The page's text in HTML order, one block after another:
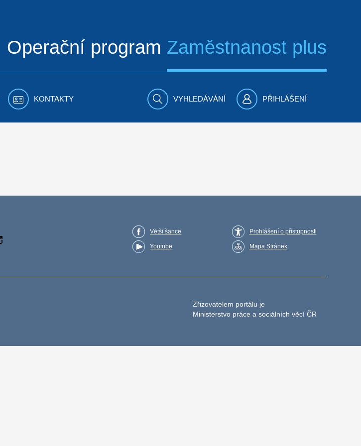
Operační program Zaměstnanost plus
KONTAKTY VYHLEDÁVÁNÍ PŘIHLÁŠENÍ
Větší šance
Youtube
Prohlášení o přístupnosti
Mapa Stránek
Zřizovatelem portálu je
Ministerstvo práce a sociálních věcí ČR